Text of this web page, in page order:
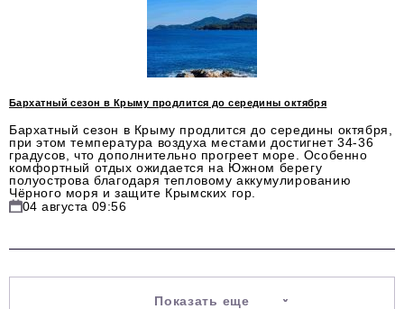
Бархатный сезон в Крыму продлится до середины октября
Бархатный сезон в Крыму продлится до середины октября,
при этом температура воздуха местами достигнет 34-36
градусов, что дополнительно прогреет море. Особенно
комфортный отдых ожидается на Южном берегу
полуострова благодаря тепловому аккумулированию
Чёрного моря и защите Крымских гор.
04 августа 09:56
Показать еще